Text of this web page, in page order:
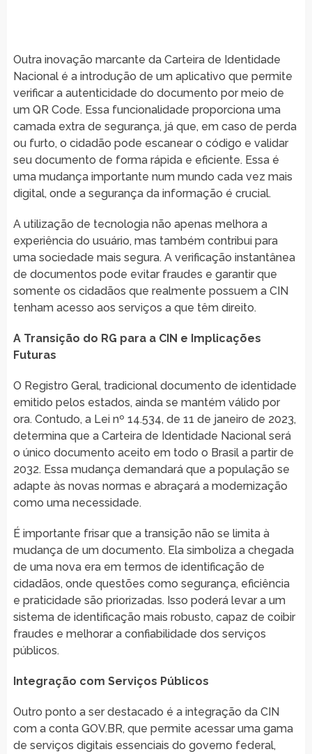
Outra inovação marcante da Carteira de Identidade
Nacional é a introdução de um aplicativo que permite
verificar a autenticidade do documento por meio de
um QR Code. Essa funcionalidade proporciona uma
camada extra de segurança, já que, em caso de perda
ou furto, o cidadão pode escanear o código e validar
seu documento de forma rápida e eficiente. Essa é
uma mudança importante num mundo cada vez mais
digital, onde a segurança da informação é crucial.
A utilização de tecnologia não apenas melhora a
experiência do usuário, mas também contribui para
uma sociedade mais segura. A verificação instantânea
de documentos pode evitar fraudes e garantir que
somente os cidadãos que realmente possuem a CIN
tenham acesso aos serviços a que têm direito.
A Transição do RG para a CIN e Implicações
Futuras
O Registro Geral, tradicional documento de identidade
emitido pelos estados, ainda se mantém válido por
ora. Contudo, a Lei nº 14.534, de 11 de janeiro de 2023,
determina que a Carteira de Identidade Nacional será
o único documento aceito em todo o Brasil a partir de
2032. Essa mudança demandará que a população se
adapte às novas normas e abraçará a modernização
como uma necessidade.
É importante frisar que a transição não se limita à
mudança de um documento. Ela simboliza a chegada
de uma nova era em termos de identificação de
cidadãos, onde questões como segurança, eficiência
e praticidade são priorizadas. Isso poderá levar a um
sistema de identificação mais robusto, capaz de coibir
fraudes e melhorar a confiabilidade dos serviços
públicos.
Integração com Serviços Públicos
Outro ponto a ser destacado é a integração da CIN
com a conta GOV.BR, que permite acessar uma gama
de serviços digitais essenciais do governo federal,